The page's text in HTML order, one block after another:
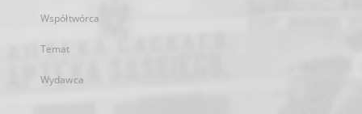
Współtwórca
Temat
Wydawca